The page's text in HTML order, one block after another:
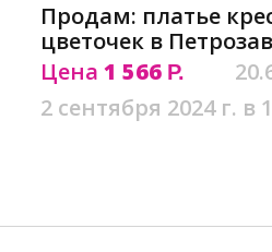
Продам: платье
цветочек в
Цена 1 566 Р.
2 сентября 2024 г. в